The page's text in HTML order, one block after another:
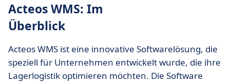
Acteos WMS: Im
Überblick
Acteos WMS ist eine innovative Softwarelösung, die
speziell für Unternehmen entwickelt wurde, die ihre
Lagerlogistik optimieren möchten. Die Software